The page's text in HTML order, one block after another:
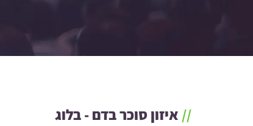
// איזון סוכר בדם - בלוג